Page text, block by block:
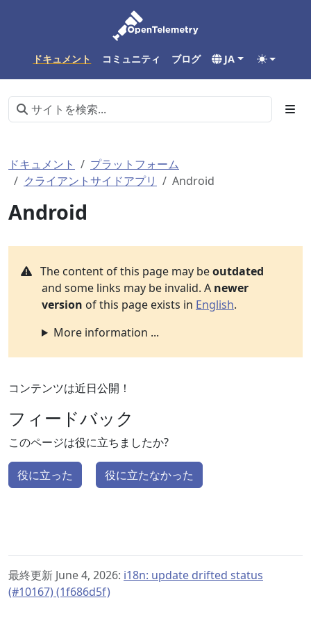
ドキュメント コミュニティ ブログ JA
ドキュメント
プラットフォーム
クライアントサイドアプリ
Android
Android
The content of this page may beoutdated
and some links may be invalid. A newer
version of this page exists in English.
More information ...
コンテンツは近日公開！
フィードバック
このページは役に立ちましたか?
役に立った 役に立たなかった
最終更新 June 4, 2026: i18n: update drifted status
(#10167) (1f686d5f)